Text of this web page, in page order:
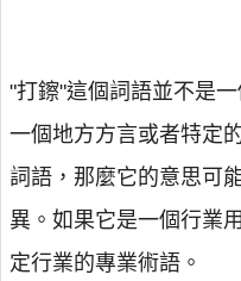
"打鑔"這個詞語並不是
一個地方方言或者特定
詞語，那麼它的意思可
異。如果它是一個行業
定行業的專業術語。